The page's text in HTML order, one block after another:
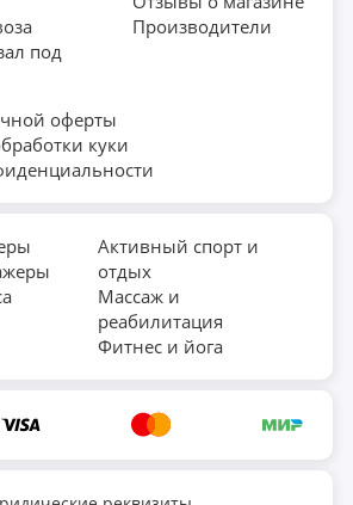
под
Производители
оферты
куки
Активный спорт и
отдых
Массаж и
реабилитация
Фитнес и йога